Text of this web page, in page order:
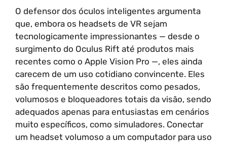
O defensor dos óculos inteligentes argumenta
que, embora os headsets de VR sejam
tecnologicamente impressionantes — desde o
surgimento do Oculus Rift até produtos mais
recentes como o Apple Vision Pro —, eles ainda
carecem de um uso cotidiano convincente. Eles
são frequentemente descritos como pesados,
volumosos e bloqueadores totais da visão, sendo
adequados apenas para entusiastas em cenários
muito específicos, como simuladores. Conectar
um headset volumoso a um computador para uso